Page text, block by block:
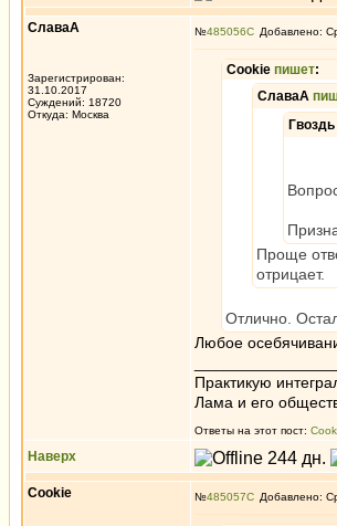
СлаваА
Зарегистрирован:
31.10.2017
Суждений: 18720
Откуда: Москва
№485056 Добавлено:
Cookie пишет:
СлаваА
Гвоздь
Проще
отрицает.
Отлично.
Любое
Практикую
Лама и его
Ответы на этот пост:
Наверх
Cookie №485057 Добавлено: